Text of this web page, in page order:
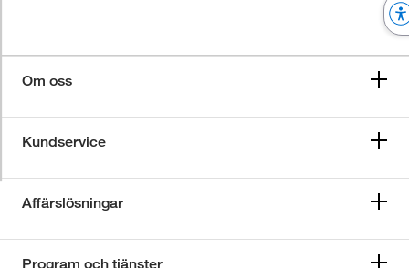
Om oss
Kundservice
Affärslösningar
Program och tjänster